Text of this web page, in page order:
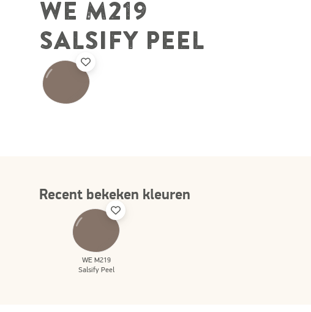
WE M219
SALSIFY PEEL
Recent bekeken kleuren
WE M219
Salsify Peel